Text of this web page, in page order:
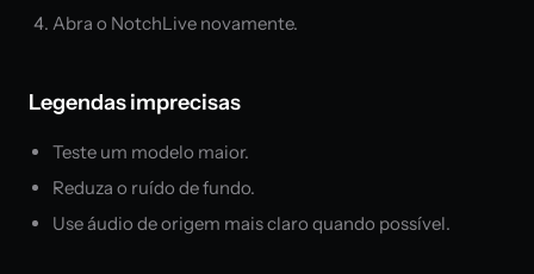
Abra o NotchLive novamente.
Legendas imprecisas
Teste um modelo maior.
Reduza o ruído de fundo.
Use áudio de origem mais claro quando possível.